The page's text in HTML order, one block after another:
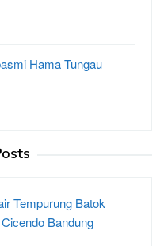
Hama Tungau
Tempurung Batok
Bandung